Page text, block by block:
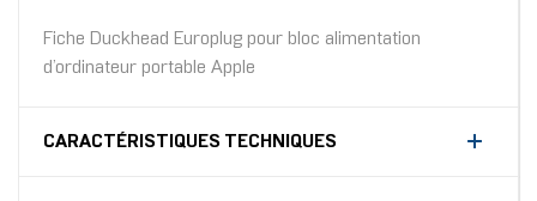
Fiche Duckhead Europlug pour bloc alimentation
d’ordinateur portable Apple
CARACTÉRISTIQUES TECHNIQUES